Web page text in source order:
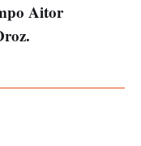
Aitor